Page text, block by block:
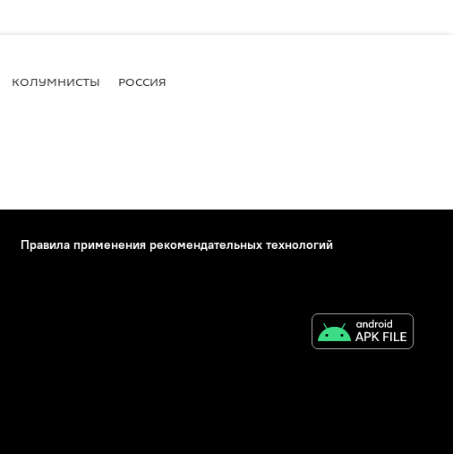
КОЛУМНИСТЫ РОССИЯ
Правила применения рекомендательных технологий